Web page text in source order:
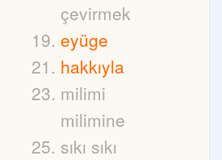
çevirmek
eyüge
hakkıyla
milimi
milimine
sıkı sıkı